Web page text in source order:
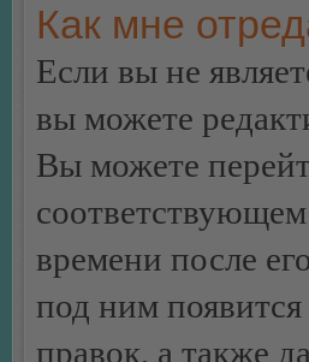
Как мне
Если вы не
вы можете
Вы можете
времени после
под ним появится
правок, а также